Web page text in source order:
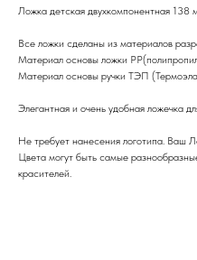
Ложка детская двухкомпонентная 138
Все ложки сделаны из материалов
Материал основы ложки
Материал основы ручки ТЭП
Элегантная и очень удобная ложечка
Не требует нанесения логотипа. Ваш
Цвета могут быть самые
красителей.